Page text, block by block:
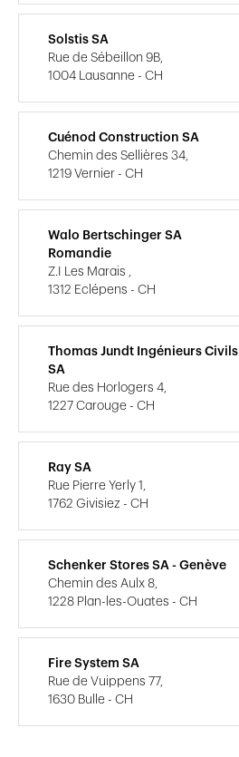
Solstis SA
Rue de Sébeillon 9B,
1004 Lausanne - CH
Cuénod Construction SA
Chemin des Sellières 34,
1219 Vernier - CH
Walo Bertschinger SA
Romandie
Z.I Les Marais ,
1312 Eclépens - CH
Thomas Jundt Ingénieurs Civils
SA
Rue des Horlogers 4,
1227 Carouge - CH
Ray SA
Rue Pierre Yerly 1,
1762 Givisiez - CH
Schenker Stores SA - Genève
Chemin des Aulx 8,
1228 Plan-les-Ouates - CH
Fire System SA
Rue de Vuippens 77,
1630 Bulle - CH